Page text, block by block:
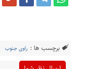
برچسب ها : راوی جنوب